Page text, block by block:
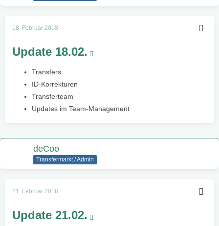
18. Februar 2018
Update 18.02.
Transfers
ID-Korrekturen
Transferteam
Updates im Team-Management
deCoo
Transfermarkt / Admin
21. Februar 2018
Update 21.02.